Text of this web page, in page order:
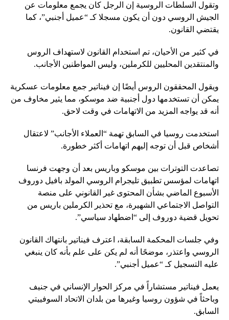
وتقول السلطات الروسية إن الرجل كان يجمع معلومات عن
الجيش الروسي دون أن يكون مسجلا كـ “عميل أجنبي”، كما
يقتضي القانون.
في كثير من الأحيان، تم استخدام القانون لاستهداف الروس
والمنتقدين المحليين للكرملين، وليس المواطنين الأجانب.
ويقول المحققون الروس أيضًا إن فيناتير جمع معلومات عسكرية
يمكن أن تستخدمها دول أجنبية ضد موسكو، مما يثير مخاوف من
أنه قد يواجه المزيد من الاتهامات في وقت لاحق.
استخدمت روسيا في السابق تهمة “العملاء الأجانب” لاعتقال
أشخاص قبل أن توجه إليهم اتهامات أكثر خطورة.
تصاعدت التوترات بين موسكو وباريس بعد أن وجهت فرنسا
اتهامات لمؤسس تطبيق تليجرام الروسي المولد بافيل دوروف
الأسبوع الماضي بشأن المحتوى غير القانوني على منصة
التواصل الاجتماعي الشهيرة، مع تحذير الكرملين باريس من
تحويل قضية دوروف إلى “اضطهاد سياسي”.
وفي جلسات المحكمة السابقة، اعترف فيناتير بانتهاك القانون
الروسي واعتذر، موضحًا أنه لم يكن على علم بأنه كان ينبغي
عليه التسجيل كـ “عميل أجنبي”.
يعمل فيناتير مستشاراً في مركز الحوار الإنساني في جنيف
وباحثاً في شؤون روسيا وغيرها من بلدان الاتحاد السوفييتي
السابق.